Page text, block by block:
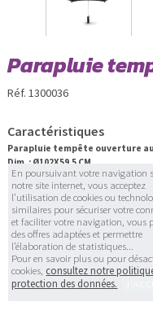
En poursuivant votre navigation
notre site internet, vous acceptez
l’utilisation de cookies ou
similaires pour sécuriser votre
et faciliter votre navigation, vous
des offres adaptées et permettre
l’élaboration de statistiques...
Pour en savoir plus ou pour
cookies, consultez notre
protection des données.
Parapluie
Réf. 1300036
Caractéristiques
Parapluie tempête ouverture
Dim. : Ø102X59,5 CM